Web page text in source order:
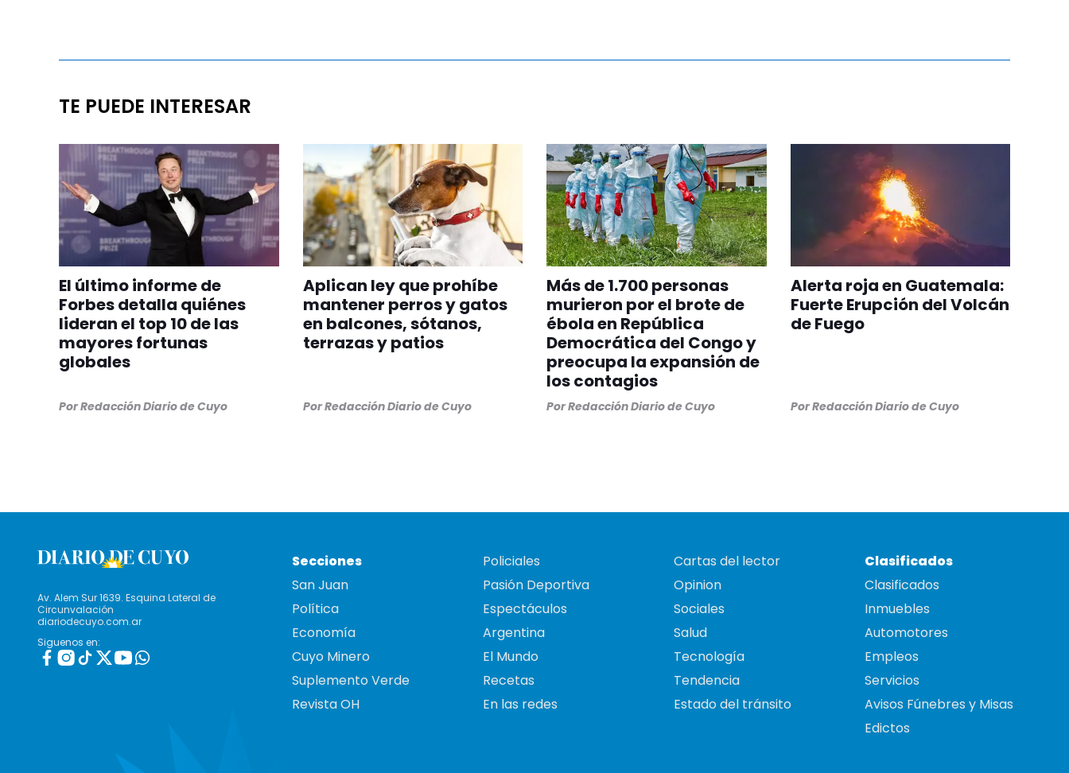
TE PUEDE INTERESAR
El último informe de
Forbes detalla quiénes
lideran el top 10 de las
mayores fortunas
globales
PorRedacción Diario de Cuyo
Aplican ley que prohíbe
mantener perros y gatos
en balcones, sótanos,
terrazas y patios
PorRedacción Diario de Cuyo
Más de 1.700 personas
murieron por el brote de
ébola en República
Democrática del Congo y
preocupa la expansión de
los contagios
PorRedacción Diario de Cuyo
Alerta roja en Guatemala:
Fuerte Erupción del Volcán
de Fuego
PorRedacción Diario de Cuyo
Av. Alem Sur 1639. Esquina Lateral de
Circunvalación
diariodecuyo.com.ar
Siguenos en:
Secciones
San Juan
Política
Economía
Cuyo Minero
Suplemento Verde
Revista OH
Policiales
Pasión Deportiva
Espectáculos
Argentina
El Mundo
Recetas
En las redes
Cartas del lector
Opinion
Sociales
Salud
Tecnología
Tendencia
Estado del tránsito
Clasificados
Clasificados
Inmuebles
Automotores
Empleos
Servicios
Avisos Fúnebres y Misas
Edictos